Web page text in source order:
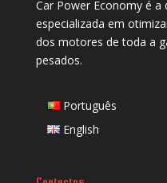
Car Power Economy é a
especializada em
dos motores de toda a
pesados.
Português
English